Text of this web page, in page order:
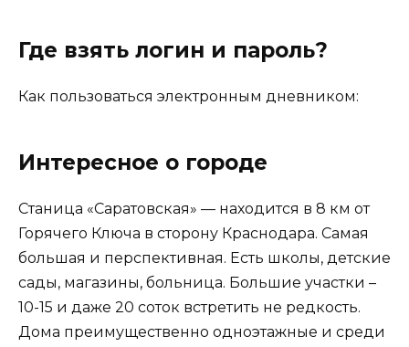
Где взять логин и пароль?
Как пользоваться электронным дневником:
Интересное о городе
Станица «Саратовская» — находится в 8 км от
Горячего Ключа в сторону Краснодара. Самая
большая и перспективная. Есть школы, детские
сады, магазины, больница. Большие участки –
10-15 и даже 20 соток встретить не редкость.
Дома преимущественно одноэтажные и среди